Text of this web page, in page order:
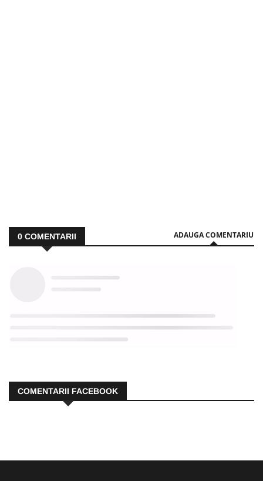
0 COMENTARII ADAUGA COMENTARIU
COMENTARII FACEBOOK